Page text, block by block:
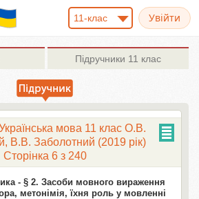
11-клас
Підручники 11 клас
мова 11 клас О.В.
В.В. Заболотний (2019 рік)
Сторінка 6 з 240
- § 2. Засоби мовного вираження
метонімія, їхня роль у мовленні